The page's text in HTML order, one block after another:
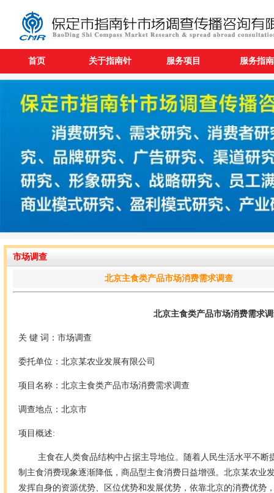
首页 关于指南针 服务项目 服务指南
市场调查
北京主食类产品市场消费需求调查
北京主食类产品市场消费需求
关 键 词：市场调查
委托单位：北京某农业发展有限公司
项目名称：北京主食类产品市场消费需求调查
调查地点：北京市
项目概述:
主食在人类食品结构中占据主导地位。随着人民生活水平不断
制主食消费现象逐渐降低，商品型主食消费日益增强。北京某农业
发挥自身的资源优势、区位优势和发展优势，依靠北京的消费优势